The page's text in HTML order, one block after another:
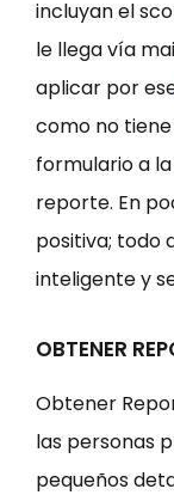
incluyan el
le llega vía
aplicar por
como no
formulario a
reporte. En
positiva; todo
inteligente y
OBTENER
Obtener
las personas
pequeños